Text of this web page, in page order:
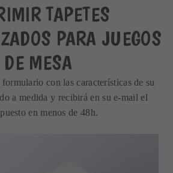
TAPETES
PARA JUEGOS
DE MESA
con las características de su
a medida y recibirá en su e-mail el
en menos de 48h.